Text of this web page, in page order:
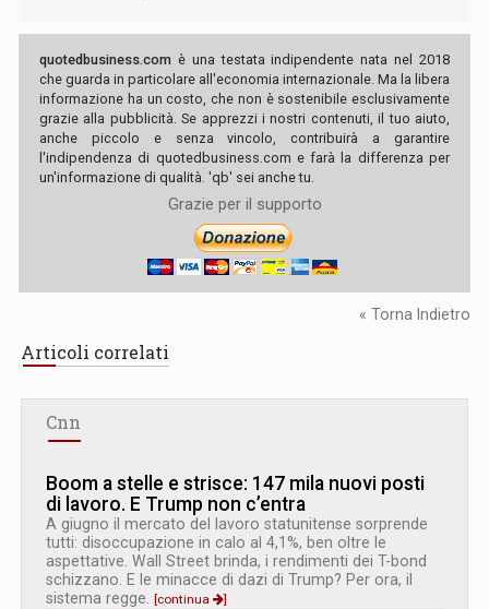
quotedbusiness.com è una testata indipendente nata nel 2018
che guarda in particolare all'economia internazionale. Ma la libera
informazione ha un costo, che non è sostenibile esclusivamente
grazie alla pubblicità. Se apprezzi i nostri contenuti, il tuo aiuto,
anche piccolo e senza vincolo, contribuirà a garantire
l'indipendenza di quotedbusiness.com e farà la differenza per
un'informazione di qualità. 'qb' sei anche tu.
Grazie per il supporto
« Torna Indietro
Articoli correlati
Cnn
Boom a stelle e strisce: 147 mila nuovi posti
di lavoro. E Trump non c’entra
A giugno il mercato del lavoro statunitense sorprende
tutti: disoccupazione in calo al 4,1%, ben oltre le
aspettative. Wall Street brinda, i rendimenti dei T-bond
schizzano. E le minacce di dazi di Trump? Per ora, il
sistema regge. [continua
]